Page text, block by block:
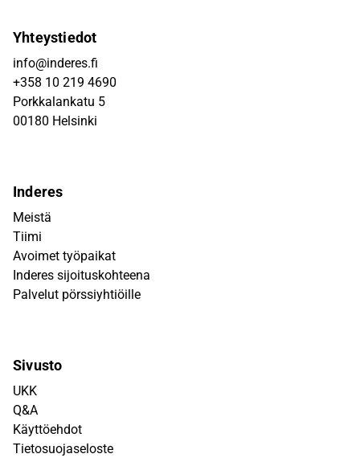
Yhteystiedot
info@inderes.fi
+358 10 219 4690
Porkkalankatu 5
00180 Helsinki
Inderes
Meistä
Tiimi
Avoimet työpaikat
Inderes sijoituskohteena
Palvelut pörssiyhtiöille
Sivusto
UKK
Q&A
Käyttöehdot
Tietosuojaseloste